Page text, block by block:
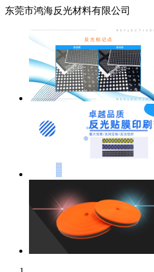
东莞市鸿海反光材料有限公司